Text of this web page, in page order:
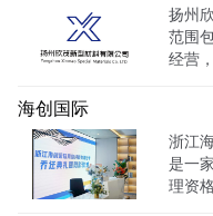
扬州
范围
经营
品展
光量
海创国际
浙江
是一
理资